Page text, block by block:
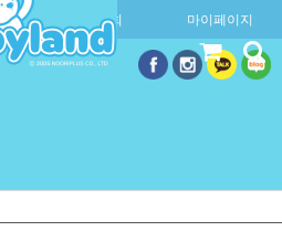
주문조회 마이페이지